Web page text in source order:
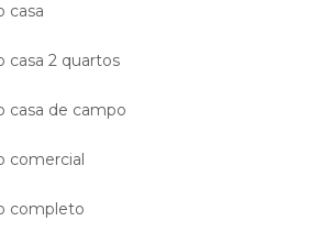
casa
casa 2 quartos
casa de campo
comercial
completo